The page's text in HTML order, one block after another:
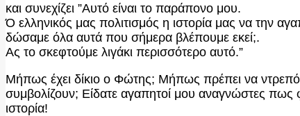
και συνεχίζει ”Αυτό είναι το παράπονο μου.
Ό ελληνικός μας πολιτισμός η ιστορία μας να την
δώσαμε όλα αυτά που σήμερα βλέπουμε εκεί;.
Ας το σκεφτούμε λιγάκι περισσότερο αυτό.”
Μήπως έχει δίκιο ο Φώτης; Μήπως πρέπει να
συμβολίζουν; Είδατε αγαπητοί μου αναγνώστες πως
ιστορία!